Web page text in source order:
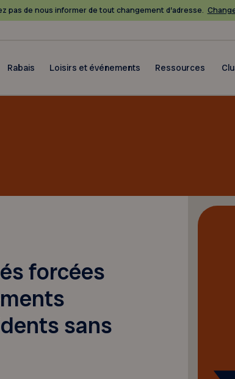
pas de nous informer de tout changement d’adresse.
Rabais Loisirs et événements Ressources
forcées
sans